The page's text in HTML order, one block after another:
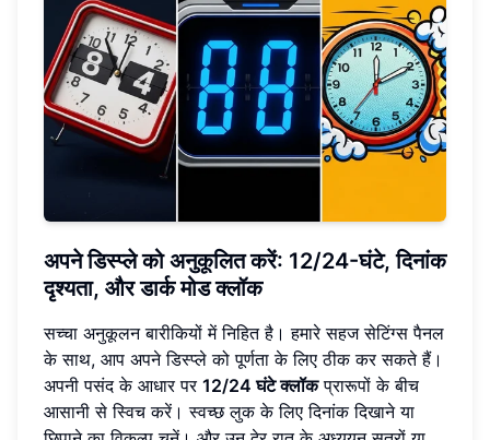
अपने डिस्प्ले को अनुकूलित करें: 12/24-घंटे, दिनांक
दृश्यता, और डार्क मोड क्लॉक
सच्चा अनुकूलन बारीकियों में निहित है। हमारे सहज सेटिंग्स पैनल
के साथ, आप अपने डिस्प्ले को पूर्णता के लिए ठीक कर सकते हैं।
अपनी पसंद के आधार पर 12/24 घंटे क्लॉकप्रारूपों के बीच
आसानी से स्विच करें। स्वच्छ लुक के लिए दिनांक दिखाने या